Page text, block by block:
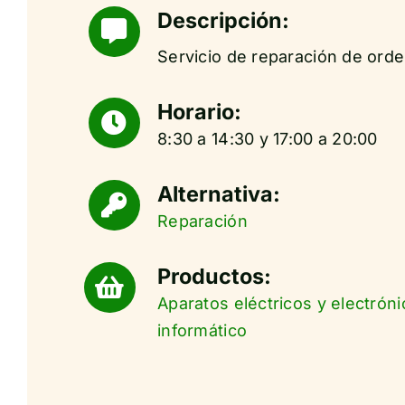
Descripción:
Servicio de reparación de
Horario:
8:30 a 14:30 y 17:00 a 20:00
Alternativa:
Reparación
Productos:
Aparatos eléctricos y
informático